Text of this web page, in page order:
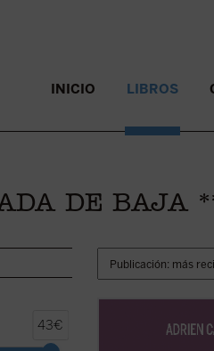
INICIO LIBROS
DE BAJA
43€
Como tantos